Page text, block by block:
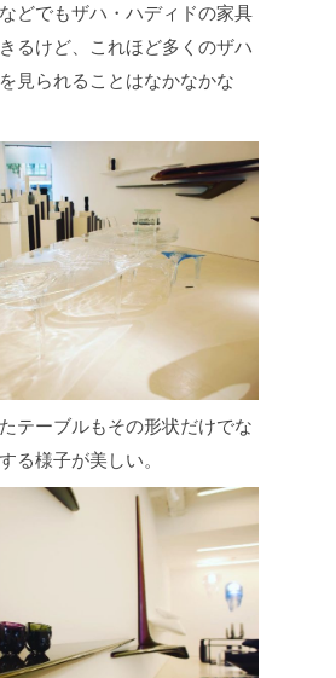
などでもザハ・ハディドの家具
るけど、これほど多くのザハ
見られることはなかなかな
テーブルもその形状だけでな
る様子が美しい。